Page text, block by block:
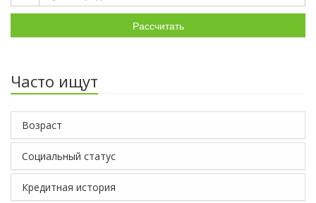
Рассчитать
Часто ищут
Возраст
Социальный статус
Кредитная история